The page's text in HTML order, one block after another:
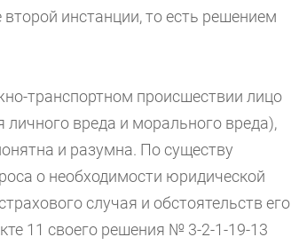
инстанции, то есть решением
транспортном происшествии лицо
личного вреда и морального вреда),
и разумна. По существу
о необходимости юридической
случая и обстоятельств его
11 своего решения № 3-2-1-19-13